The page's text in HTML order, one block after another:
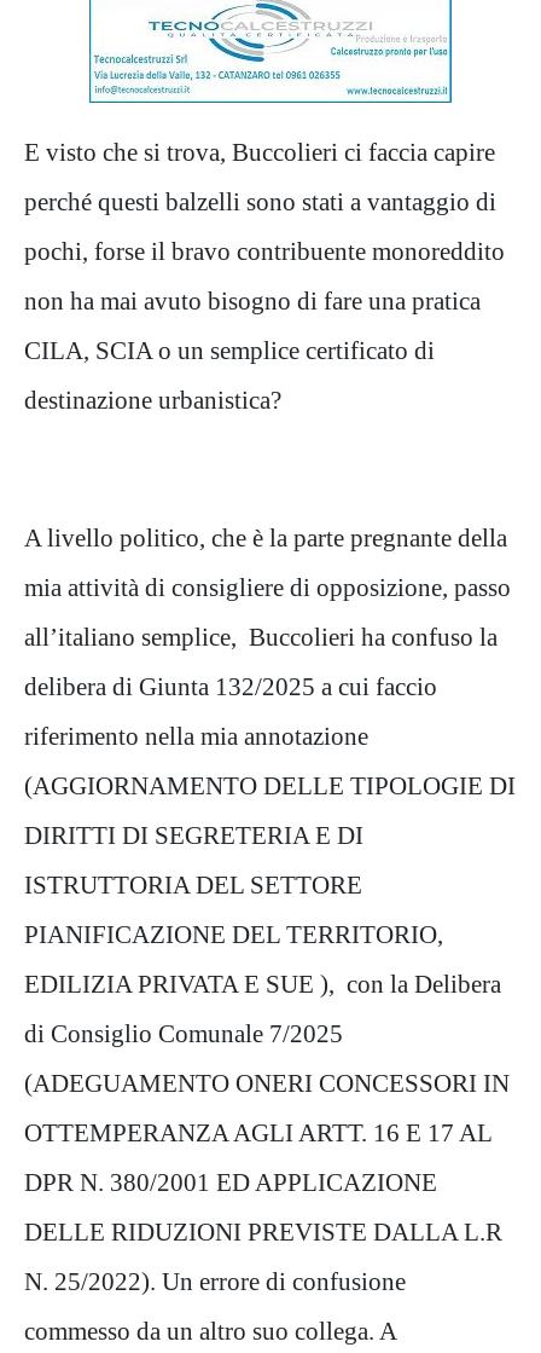
E visto che si trova, Buccolieri ci faccia capire
perché questi balzelli sono stati a vantaggio di
pochi, forse il bravo contribuente monoreddito
non ha mai avuto bisogno di fare una pratica
CILA, SCIA o un semplice certificato di
destinazione urbanistica?
A livello politico, che è la parte pregnante della
mia attività di consigliere di opposizione, passo
all’italiano semplice, Buccolieri ha confuso la
delibera di Giunta 132/2025 a cui faccio
riferimento nella mia annotazione
(AGGIORNAMENTO DELLE TIPOLOGIE DI
DIRITTI DI SEGRETERIA E DI
ISTRUTTORIA DEL SETTORE
PIANIFICAZIONE DEL TERRITORIO,
EDILIZIA PRIVATA E SUE ), con la Delibera
di Consiglio Comunale 7/2025
(ADEGUAMENTO ONERI CONCESSORI IN
OTTEMPERANZA AGLI ARTT. 16 E 17 AL
DPR N. 380/2001 ED APPLICAZIONE
DELLE RIDUZIONI PREVISTE DALLA L.R
N. 25/2022). Un errore di confusione
commesso da un altro suo collega. A